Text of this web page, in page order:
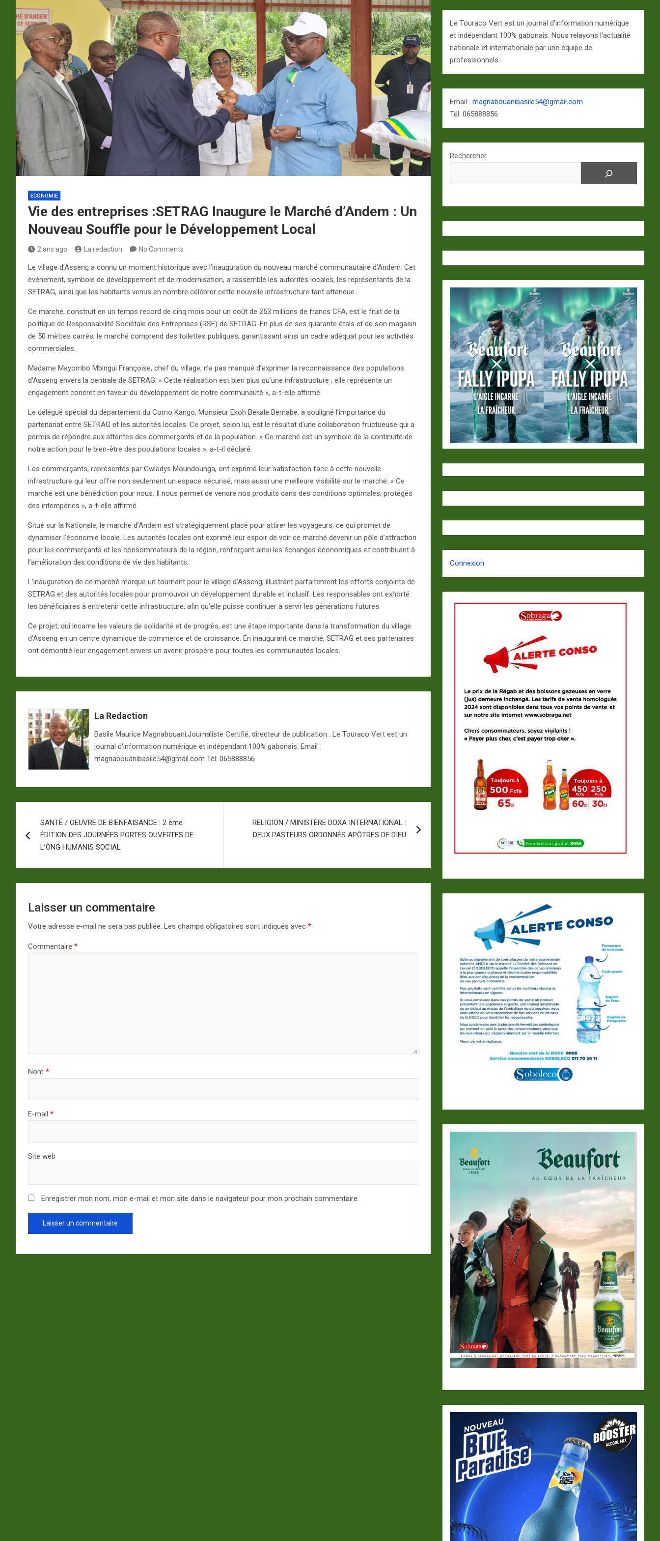
ECONOMIE
Vie des entreprises :SETRAG Inaugure le Marché d’Andem : Un
Nouveau Souffle pour le Développement Local
2 ans ago La redaction No Comments
Le village d’Asseng a connu un moment historique avec l’inauguration du nouveau marché communautaire d’Andem. Cet
événement, symbole de développement et de modernisation, a rassemblé les autorités locales, les représentants de la
SETRAG, ainsi que les habitants venus en nombre célébrer cette nouvelle infrastructure tant attendue.
Ce marché, construit en un temps record de cinq mois pour un coût de 253 millions de francs CFA, est le fruit de la
politique de Responsabilité Sociétale des Entreprises (RSE) de SETRAG. En plus de ses quarante étals et de son magasin
de 50 mètres carrés, le marché comprend des toilettes publiques, garantissant ainsi un cadre adéquat pour les activités
commerciales.
Madame Mayombo Mbingui Françoise, chef du village, n’a pas manqué d’exprimer la reconnaissance des populations
d’Asseng envers la centrale de SETRAG. « Cette réalisation est bien plus qu’une infrastructure ; elle représente un
engagement concret en faveur du développement de notre communauté », a-t-elle affirmé.
Le délégué spécial du département du Como Kango, Monsieur Ekoh Bekale Bernabe, a souligné l’importance du
partenariat entre SETRAG et les autorités locales. Ce projet, selon lui, est le résultat d’une collaboration fructueuse qui a
permis de répondre aux attentes des commerçants et de la population. « Ce marché est un symbole de la continuité de
notre action pour le bien-être des populations locales », a-t-il déclaré.
Les commerçants, représentés par Gwladys Moundounga, ont exprimé leur satisfaction face à cette nouvelle
infrastructure qui leur offre non seulement un espace sécurisé, mais aussi une meilleure visibilité sur le marché. « Ce
marché est une bénédiction pour nous. Il nous permet de vendre nos produits dans des conditions optimales, protégés
des intempéries », a-t-elle affirmé.
Situé sur la Nationale, le marché d’Andem est stratégiquement placé pour attirer les voyageurs, ce qui promet de
dynamiser l’économie locale. Les autorités locales ont exprimé leur espoir de voir ce marché devenir un pôle d’attraction
pour les commerçants et les consommateurs de la région, renforçant ainsi les échanges économiques et contribuant à
l’amélioration des conditions de vie des habitants.
L’inauguration de ce marché marque un tournant pour le village d’Asseng, illustrant parfaitement les efforts conjoints de
SETRAG et des autorités locales pour promouvoir un développement durable et inclusif. Les responsables ont exhorté
les bénéficiaires à entretenir cette infrastructure, afin qu’elle puisse continuer à servir les générations futures.
Ce projet, qui incarne les valeurs de solidarité et de progrès, est une étape importante dans la transformation du village
d’Asseng en un centre dynamique de commerce et de croissance. En inaugurant ce marché, SETRAG et ses partenaires
ont démontré leur engagement envers un avenir prospère pour toutes les communautés locales.
La Redaction
Basile Maurice Magnabouani,Journaliste Certifié, directeur de publication . Le Touraco Vert est un
journal d'information numérique et indépendant 100% gabonais. Email :
magnabouanibasile54@gmail.com Tél: 065888856
de
l’article
SANTÉ / OEUVRE DE BIENFAISANCE : 2 ème
ÉDITION DES JOURNÉES PORTES OUVERTES DE
L’ONG HUMANIS SOCIAL
RELIGION / MINISTÈRE DOXA INTERNATIONAL :
DEUX PASTEURS ORDONNÉS APÔTRES DE DIEU
Laisser un commentaire
Votre adresse e-mail ne sera pas publiée. Les champs obligatoires sont indiqués avec *
Commentaire *
Nom *
E-mail *
Site web
Enregistrer mon nom, mon e-mail et mon site dans le navigateur pour mon prochain commentaire.
Le Touraco Vert est un journal d'information numérique
et indépendant 100% gabonais. Nous relayons l'actualité
nationale et internationale par une équipe de
profesisonnels.
Email :magnabouanibasile54@gmail.com
Tél: 065888856
Rechercher
Connexion